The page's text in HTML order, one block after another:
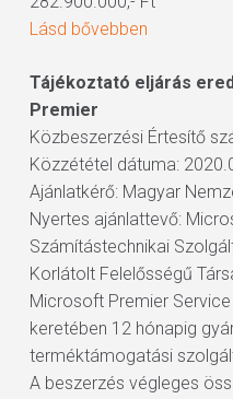
Lásd bővebben
Tájékoztató eljárás
Premier
Közbeszerzési Értesítő
Közzététel dátuma:
Ajánlatkérő: Magyar
Nyertes ajánlattevő:
Számítástechnikai
Korlátolt Felelősségű
Microsoft Premier
keretében 12 hónapig
terméktámogatási
A beszerzés végleges